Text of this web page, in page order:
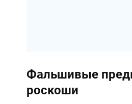
Фальшивые
роскоши